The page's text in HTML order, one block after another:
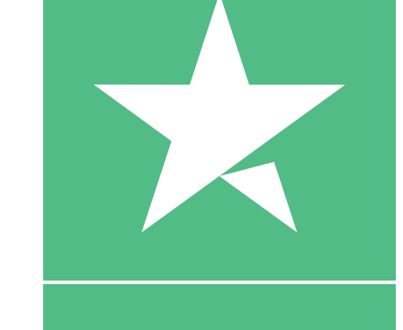
10 Téléchargements
20 00